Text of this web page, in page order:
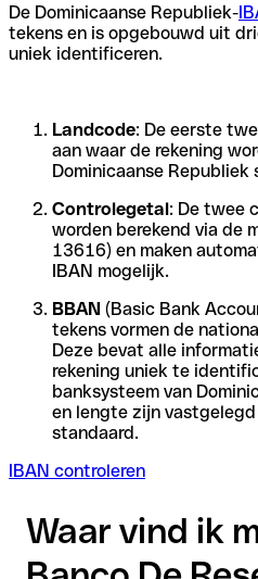
De Dominicaanse Republiek-
tekens en is opgebouwd uit
uniek identificeren.
Landcode: De eerste
aan waar de rekening
Dominicaanse
Controlegetal: De twee
worden berekend via de
13616) en maken
IBAN mogelijk.
BBAN (Basic Bank
tekens vormen de
Deze bevat alle
rekening uniek te
banksysteem van
en lengte zijn
standaard.
IBAN controleren
Waar vind ik